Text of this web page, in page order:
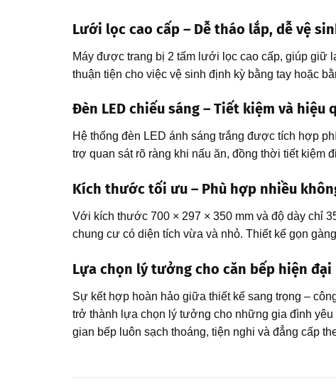
Lưới lọc cao cấp – Dễ tháo lắp, dễ vệ
Máy được trang bị 2 tấm lưới lọc cao cấp, giúp giữ
thuận tiện cho việc vệ sinh định kỳ bằng tay hoặc
Đèn LED chiếu sáng – Tiết kiệm và hiệu
Hệ thống đèn LED ánh sáng trắng được tích hợp
trợ quan sát rõ ràng khi nấu ăn, đồng thời tiết kiệm
Kích thước tối ưu – Phù hợp nhiều
Với kích thước 700 × 297 × 350 mm và độ dày chỉ
chung cư có diện tích vừa và nhỏ. Thiết kế gọn
Lựa chọn lý tưởng cho căn bếp hiện đại
Sự kết hợp hoàn hảo giữa thiết kế sang trọng –
trở thành lựa chọn lý tưởng cho những gia đình
gian bếp luôn sạch thoáng, tiện nghi và đẳng cấp